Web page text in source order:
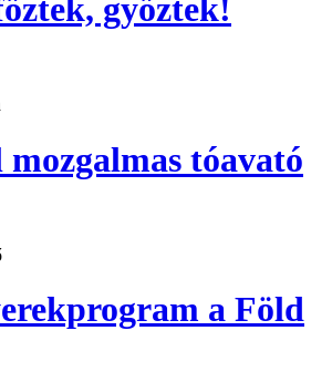
győztek!
tóavató
a Föld